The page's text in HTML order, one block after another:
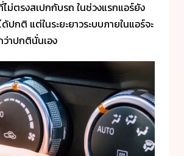
ไม่ตรงสเปกกับรถ ในช่วงแรกแอร์ยัง
ปกติ แต่ในระยะยาวระบบภายในแอร์จะ
ว่าปกตินั่นเอง